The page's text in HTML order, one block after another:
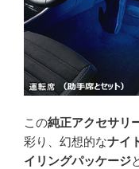
この純正アクセサリ
彩り、幻想的なナイ
イリングパッケージ